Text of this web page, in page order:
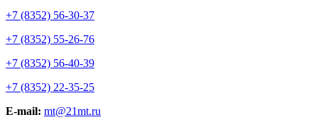
+7 (8352) 56-30-37
+7 (8352) 55-26-76
+7 (8352) 56-40-39
+7 (8352) 22-35-25
E-mail: mt@21mt.ru